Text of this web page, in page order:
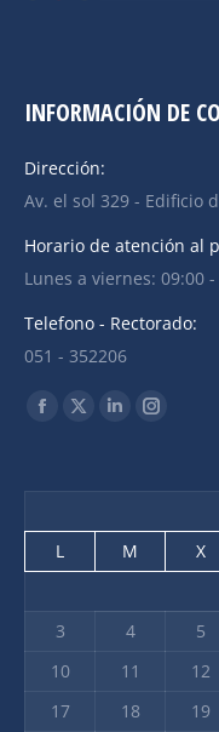
INFORMACIÓN DE
Dirección:
Av. el sol 329 - Edificio
Horario de atención al
Lunes a viernes: 09:00
Telefono - Rectorado:
051 - 352206
Find us on:
L
M X
3
4 5
10
11 12
17
18 19